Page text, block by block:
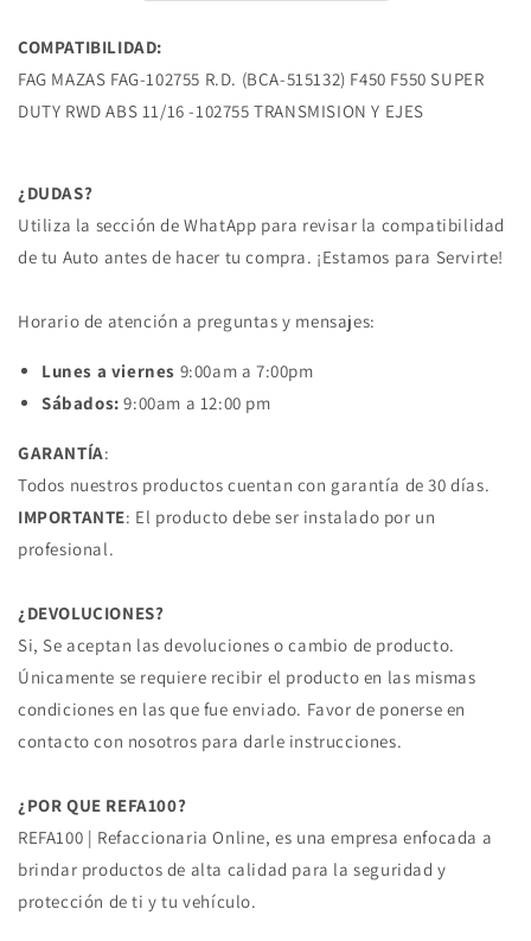
RWD
ABS
11/16
FORD
ABS
11/16
FORD
COMPATIBILIDAD:
FAG MAZAS FAG-102755 R.D. (BCA-515132) F450 F550 SUPER
DUTY RWD ABS 11/16 -102755 TRANSMISION Y EJES
¿DUDAS?
Utiliza la sección de WhatApp para revisar la compatibilidad
de tu Auto antes de hacer tu compra. ¡Estamos para Servirte!
Horario de atención a preguntas y mensajes:
Lunes a viernes 9:00am a 7:00pm
Sábados: 9:00am a 12:00 pm
GARANTÍA:
Todos nuestros productos cuentan con garantía de 30 días.
IMPORTANTE: El producto debe ser instalado por un
profesional.
¿DEVOLUCIONES?
Si, Se aceptan las devoluciones o cambio de producto.
Únicamente se requiere recibir el producto en las mismas
condiciones en las que fue enviado. Favor de ponerse en
contacto con nosotros para darle instrucciones.
¿POR QUE REFA100?
REFA100 | Refaccionaria Online, es una empresa enfocada a
brindar productos de alta calidad para la seguridad y
protección de ti y tu vehículo.